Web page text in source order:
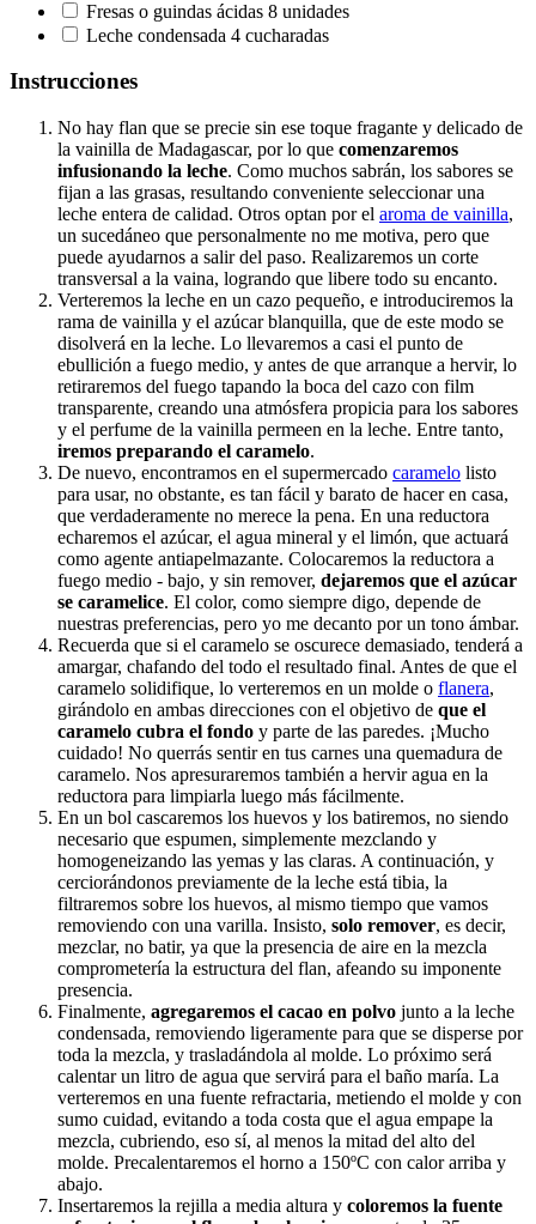
Fresas o guindas ácidas 8 unidades
Leche condensada 4 cucharadas
Instrucciones
No hay flan que se precie sin ese toque fragante y delicado de
la vainilla de Madagascar, por lo que comenzaremos
infusionando la leche. Como muchos sabrán, los sabores se
fijan a las grasas, resultando conveniente seleccionar una
leche entera de calidad. Otros optan por el aroma de vainilla,
un sucedáneo que personalmente no me motiva, pero que
puede ayudarnos a salir del paso. Realizaremos un corte
transversal a la vaina, logrando que libere todo su encanto.
Verteremos la leche en un cazo pequeño, e introduciremos la
rama de vainilla y el azúcar blanquilla, que de este modo se
disolverá en la leche. Lo llevaremos a casi el punto de
ebullición a fuego medio, y antes de que arranque a hervir, lo
retiraremos del fuego tapando la boca del cazo con film
transparente, creando una atmósfera propicia para los sabores
y el perfume de la vainilla permeen en la leche. Entre tanto,
iremos preparando el caramelo.
De nuevo, encontramos en el supermercado caramelo listo
para usar, no obstante, es tan fácil y barato de hacer en casa,
que verdaderamente no merece la pena. En una reductora
echaremos el azúcar, el agua mineral y el limón, que actuará
como agente antiapelmazante. Colocaremos la reductora a
fuego medio - bajo, y sin remover, dejaremos que el azúcar
se caramelice. El color, como siempre digo, depende de
nuestras preferencias, pero yo me decanto por un tono ámbar.
Recuerda que si el caramelo se oscurece demasiado, tenderá a
amargar, chafando del todo el resultado final. Antes de que el
caramelo solidifique, lo verteremos en un molde o flanera,
girándolo en ambas direcciones con el objetivo de que el
caramelo cubra el fondo y parte de las paredes. ¡Mucho
cuidado! No querrás sentir en tus carnes una quemadura de
caramelo. Nos apresuraremos también a hervir agua en la
reductora para limpiarla luego más fácilmente.
En un bol cascaremos los huevos y los batiremos, no siendo
necesario que espumen, simplemente mezclando y
homogeneizando las yemas y las claras. A continuación, y
cerciorándonos previamente de la leche está tibia, la
filtraremos sobre los huevos, al mismo tiempo que vamos
removiendo con una varilla. Insisto, solo remover, es decir,
mezclar, no batir, ya que la presencia de aire en la mezcla
comprometería la estructura del flan, afeando su imponente
presencia.
Finalmente, agregaremos el cacao en polvo junto a la leche
condensada, removiendo ligeramente para que se disperse por
toda la mezcla, y trasladándola al molde. Lo próximo será
calentar un litro de agua que servirá para el baño maría. La
verteremos en una fuente refractaria, metiendo el molde y con
sumo cuidad, evitando a toda costa que el agua empape la
mezcla, cubriendo, eso sí, al menos la mitad del alto del
molde. Precalentaremos el horno a 150ºC con calor arriba y
abajo.
Insertaremos la rejilla a media altura y coloremos la fuente